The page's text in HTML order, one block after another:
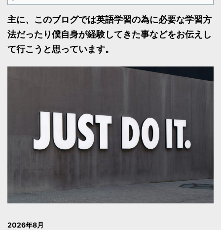
主に、このブログでは英語学習の為に必要な学習方
法だったり僕自身が経験してきた事などをお伝えし
て行こうと思っています。
2026年8月